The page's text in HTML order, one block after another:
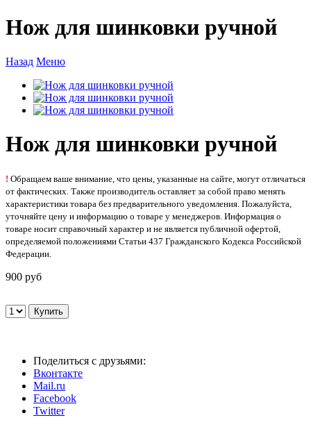
Нож для шинковки ручной
Назад Меню
Нож для шинковки ручной
! Обращаем ваше внимание, что цены, указанные на сайте, могут отличаться
от фактических. Также производитель оставляет за собой право менять
характеристики товара без предварительного уведомления. Пожалуйста,
уточняйте цену и информацию о товаре у менеджеров. Информация о
товаре носит справочный характер и не является публичной офертой,
определяемой положениями Статьи 437 Гражданского Кодекса Российской
Федерации.
900 руб
Поделиться с друзьями:
Вконтакте
Mail.ru
Facebook
Twitter